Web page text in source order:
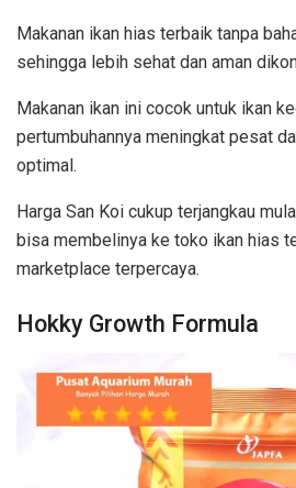
Makanan ikan hias terbaik tanpa
sehingga lebih sehat dan aman
Makanan ikan ini cocok untuk ikan
pertumbuhannya meningkat pesat
optimal.
Harga San Koi cukup terjangkau
bisa membelinya ke toko ikan hias
marketplace terpercaya.
Hokky Growth Formula